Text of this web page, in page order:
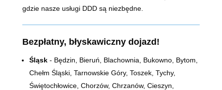
gdzie nasze usługi DDD są niezbędne.
Bezpłatny, błyskawiczny dojazd!
Śląsk- Będzin, Bieruń, Blachownia, Bukowno, Bytom,
Chełm Śląski, Tarnowskie Góry, Toszek, Tychy,
Świętochłowice, Chorzów, Chrzanów, Cieszyn,